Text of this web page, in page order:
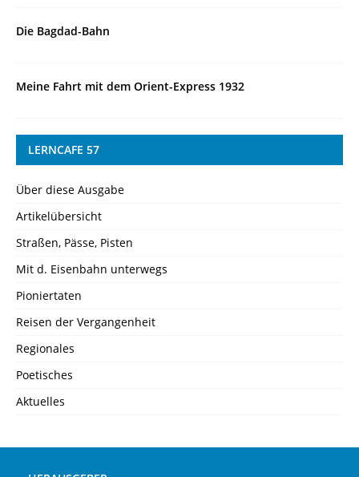
Die Bagdad-Bahn
Meine Fahrt mit dem Orient-Express 1932
LERNCAFE 57
Über diese Ausgabe
Artikelübersicht
Straßen, Pässe, Pisten
Mit d. Eisenbahn unterwegs
Pioniertaten
Reisen der Vergangenheit
Regionales
Poetisches
Aktuelles